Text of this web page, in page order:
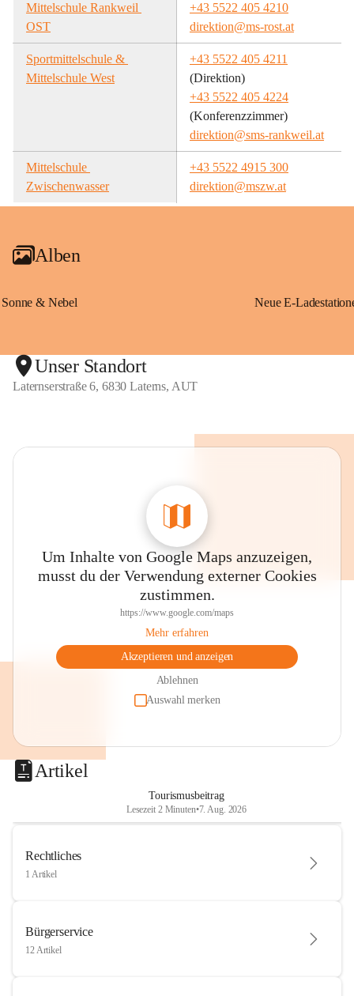
Mittelschule Rankweil
OST
+43 5522 405 4210
direktion@ms-rost.at
Sportmittelschule &
Mittelschule West
+43 5522 405 4211
(Direktion)
+43 5522 405 4224
(Konferenzzimmer)
direktion@sms-rankweil.at
Mittelschule
Zwischenwasser
+43 5522 4915 300
direktion@mszw.at
Alben
Sonne & Nebel
Unser Standort
Laternserstraße 6, 6830 Laterns, AUT
Um Inhalte von Google Maps anzuzeigen,
musst du der Verwendung externer Cookies
zustimmen.
https://www.google.com/maps
Mehr erfahren
Akzeptieren und anzeigen
Ablehnen
Auswahl merken
Artikel
Tourismusbeitrag
Lesezeit 2 Minuten•7. Aug. 2026
Rechtliches
1 Artikel
Bürgerservice
12 Artikel